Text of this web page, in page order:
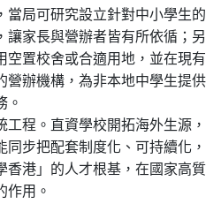
局可研究設立針對中小學生的
家長與營辦者皆有所依循；另
置校舍或合適用地，並在現有
營辦機構，為非本地中學生提供
。
程。直資學校開拓海外生源，
步把配套制度化、可持續化，
香港」的人才根基，在國家高質
作用。